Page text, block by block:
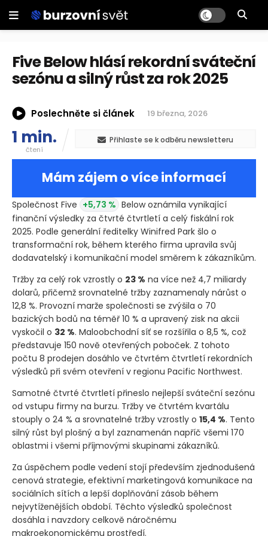
Five Below hlásí rekordní sváteční
sezónu a silný růst za rok 2025
Poslechněte si článek 19 března, 2026
1 min.
čtení
Přihlaste se k odběru newsletteru
Mám zájem o více informací
Společnost Five +5,73 % Below oznámila vynikající
finanční výsledky za čtvrté čtvrtletí a celý fiskální rok
2025. Podle generální ředitelky Winifred Park šlo o
transformační rok, během kterého firma upravila svůj
dodavatelský i komunikační model směrem k zákazníkům.
Tržby za celý rok vzrostly o 23 % na více než 4,7 miliardy
dolarů, přičemž srovnatelné tržby zaznamenaly nárůst o
12,8 %. Provozní marže společnosti se zvýšila o 70
bazických bodů na téměř 10 % a upravený zisk na akcii
vyskočil o 32 %. Maloobchodní síť se rozšířila o 8,5 %, což
představuje 150 nově otevřených poboček. Z tohoto
počtu 8 prodejen dosáhlo ve čtvrtém čtvrtletí rekordních
výsledků při svém otevření v regionu Pacific Northwest.
Samotné čtvrté čtvrtletí přineslo nejlepší sváteční sezónu
od vstupu firmy na burzu. Tržby ve čtvrtém kvartálu
stouply o 24 % a srovnatelné tržby vzrostly o 15,4 %. Tento
silný růst byl plošný a byl zaznamenán napříč všemi 170
oblastmi i všemi příjmovými skupinami zákazníků.
Za úspěchem podle vedení stojí především zjednodušená
cenová strategie, efektivní marketingová komunikace na
sociálních sítích a lepší doplňování zásob během
nejvytíženějších období. Těchto výsledků společnost
dosáhla i navzdory celkově náročnému
makroekonomickému prostředí.